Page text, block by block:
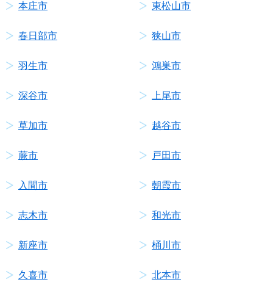
本庄市 東松山市
春日部市 狭山市
羽生市 鴻巣市
深谷市 上尾市
草加市 越谷市
蕨市 戸田市
入間市 朝霞市
志木市 和光市
新座市 桶川市
久喜市 北本市